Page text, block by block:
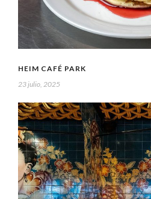
HEIM CAFÉ PARK
23 julio, 2025